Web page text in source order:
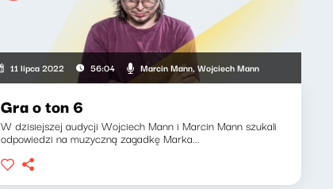
11 lipca 2022 56:04 Marcin Mann, Wojciech Mann
Gra o ton 6
W dzisiejszej audycji Wojciech Mann i Marcin Mann szukali
odpowiedzi na muzyczną zagadkę Marka...